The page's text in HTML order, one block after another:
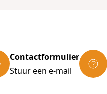
Contactformulier
Stuur een e-mail